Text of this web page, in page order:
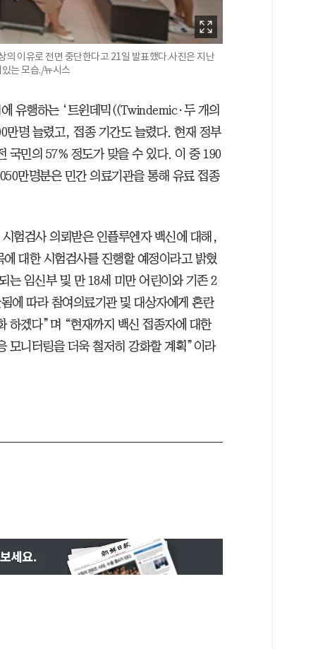
이유로 전면 중단한다고 21일 발표했다.사진은 지난
는 모습./뉴시스
유행하는 ‘트윈데믹((Twindemic·두 개의
만명 늘렸고, 접종 기간도 늘렸다. 현재 정부
국민의 57% 정도가 맞을 수 있다. 이 중 190
만명분은 민간 의료기관을 통해 유료 접종
험검사 의뢰받은 인플루엔자 백신에 대해,
대한 시험검사를 진행할 예정이라고 밝혔
는 임신부 및 만 18세 미만 어린이와 기존 2
에 따라 참여의료기관 및 대상자에게 혼란
하겠다”며 “현재까지 백신 접종자에 대한
모니터링을 더욱 철저히 강화할 계획”이라